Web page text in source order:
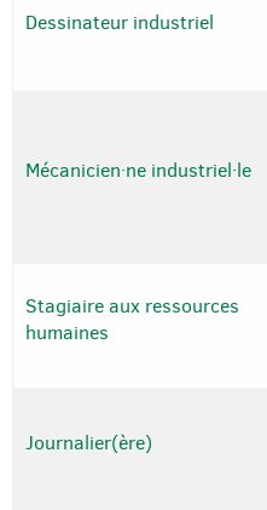
Dessinateur industriel
Mécanicien·ne industriel·le
Stagiaire aux ressources
humaines
Journalier(ère)